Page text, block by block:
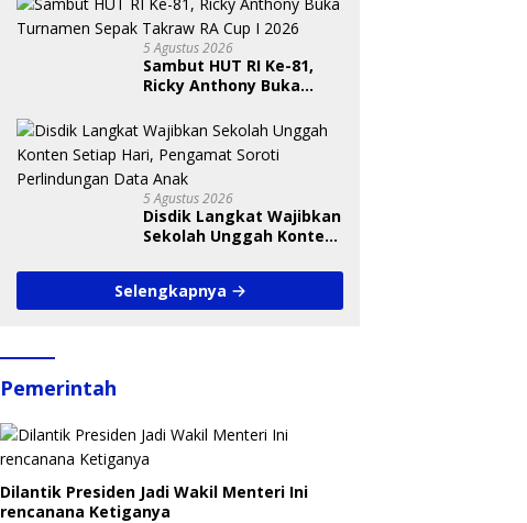
5 Agustus 2026
Sambut HUT RI Ke-81,
Ricky Anthony Buka
Takraw RA Cup I 2026
5 Agustus 2026
Disdik Langkat Wajibkan
Sekolah Unggah Konten
Soroti Perlindungan
Data Anak
Selengkapnya
Pemerintah
Dilantik Presiden Jadi Wakil Menteri Ini
rencanana Ketiganya